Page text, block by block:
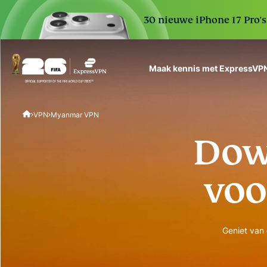
30 nieuwe iPhone 17
Maak kennis met
VPN Myanmar VPN
Geniet